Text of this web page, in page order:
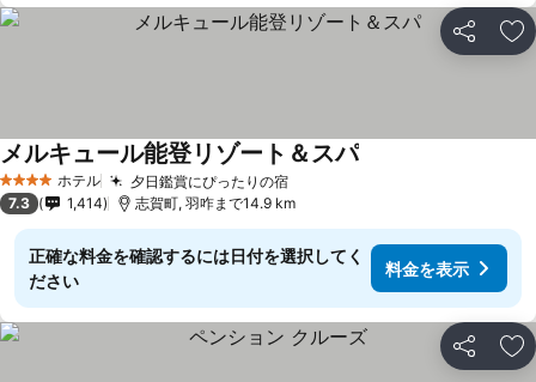
シェア お
4 ホテルのランク
ホテル 夕日鑑賞にぴったりの宿
メルキュール能登リゾート＆スパ
7.3 1,414 志賀町, 羽咋まで14.9 km
正確な料金を確認するには日付を選択してく
ださい
料金を表示
シェア お